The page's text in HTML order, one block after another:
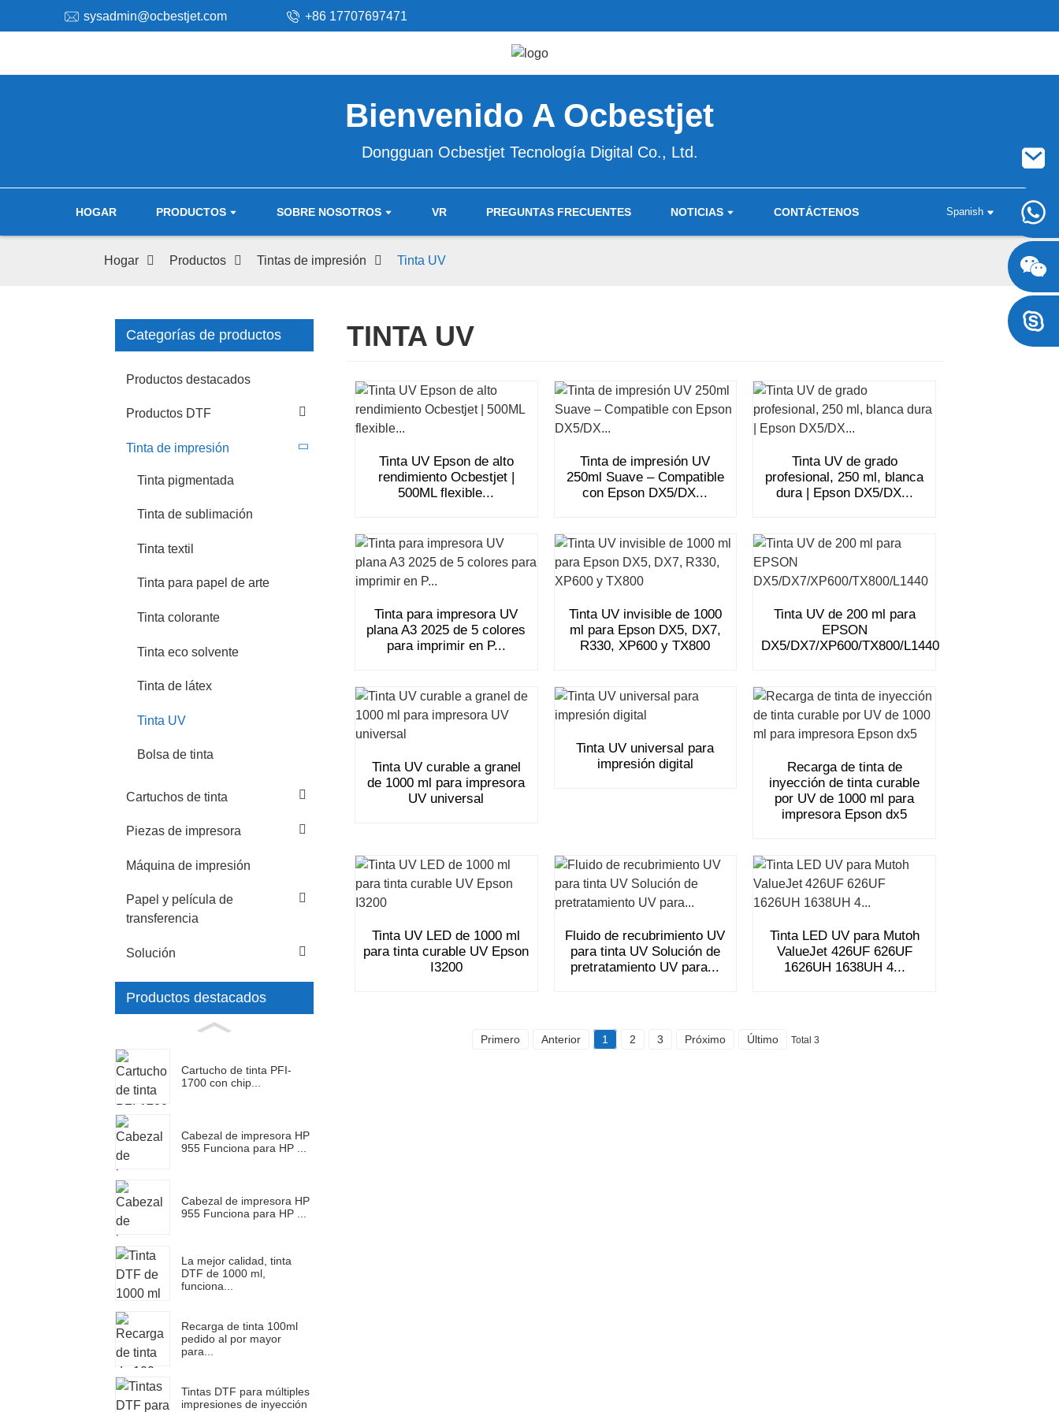
sysadmin@ocbestjet.com +86 17707697471
Bienvenido A Ocbestjet
Dongguan Ocbestjet Tecnología Digital Co., Ltd.
HOGAR PRODUCTOS SOBRE NOSOTROS VR PREGUNTAS FRECUENTES NOTICIAS CONTÁCTENOS Spanish
+8617707697471
Hogar Productos Tintas de impresión Tinta UV
Categorías de productos
Productos destacados
Productos DTF
Tinta de impresión
Tinta pigmentada
Tinta de sublimación
Tinta textil
Tinta para papel de arte
Tinta colorante
Tinta eco solvente
Tinta de látex
Tinta UV
Bolsa de tinta
Cartuchos de tinta
Piezas de impresora
Máquina de impresión
Papel y película de
transferencia
Solución
Productos destacados
Cartucho de tinta PFI-
1700 con chip...
Cabezal de impresora HP
955 Funciona para HP ...
Cabezal de impresora HP
955 Funciona para HP ...
La mejor calidad, tinta
DTF de 1000 ml,
funciona...
Recarga de tinta 100ml
pedido al por mayor
para...
Tintas DTF para múltiples
impresiones de inyección
TINTA UV
Tinta UV Epson de alto
rendimiento Ocbestjet |
500ML flexible...
Tinta de impresión UV
250ml Suave – Compatible
con Epson DX5/DX...
Tinta UV de grado
profesional, 250 ml, blanca
dura | Epson DX5/DX...
Tinta para impresora UV
plana A3 2025 de 5 colores
para imprimir en P...
Tinta UV invisible de 1000
ml para Epson DX5, DX7,
R330, XP600 y TX800
Tinta UV de 200 ml para
EPSON
DX5/DX7/XP600/TX800/L1440
Tinta UV curable a granel
de 1000 ml para impresora
UV universal
Tinta UV universal para
impresión digital
Recarga de tinta de
inyección de tinta curable
por UV de 1000 ml para
impresora Epson dx5
Tinta UV LED de 1000 ml
para tinta curable UV Epson
I3200
Fluido de recubrimiento UV
para tinta UV Solución de
pretratamiento UV para...
Tinta LED UV para Mutoh
ValueJet 426UF 626UF
1626UH 1638UH 4...
Primero Anterior 1 2 3 Próximo Último Total 3